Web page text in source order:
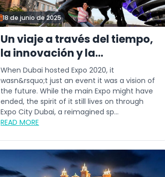
18 de junio de 2025
Un viaje a través del tiempo,
la innovación y la
sostenibilidad: por qué este
verano es el mejor momento
para visitar Expo City Dubái
When Dubai hosted Expo 2020, it
wasn&rsquo;t just an event it was a vision of
the future. While the main Expo might have
ended, the spirit of it still lives on through
Expo City Dubai, a reimagined sp...
READ MORE